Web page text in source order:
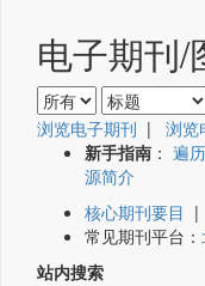
电子期刊/
浏览电子期刊 | 浏览
新手指南 ： 遍
源简介
核心期刊要目 |
常见期刊平台：
站内搜索